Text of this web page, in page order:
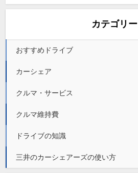
カテゴリー
おすすめドライブ
カーシェア
クルマ・サービス
クルマ維持費
ドライブの知識
三井のカーシェアーズの使い方